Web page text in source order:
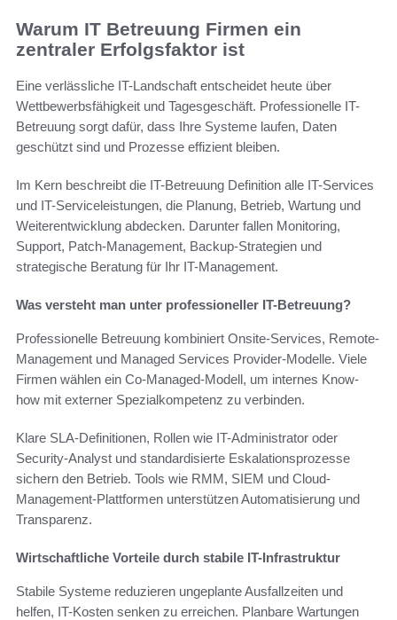
Warum IT Betreuung Firmen ein
zentraler Erfolgsfaktor ist
Eine verlässliche IT-Landschaft entscheidet heute über
Wettbewerbsfähigkeit und Tagesgeschäft. Professionelle IT-
Betreuung sorgt dafür, dass Ihre Systeme laufen, Daten
geschützt sind und Prozesse effizient bleiben.
Im Kern beschreibt die IT-Betreuung Definition alle IT-Services
und IT-Serviceleistungen, die Planung, Betrieb, Wartung und
Weiterentwicklung abdecken. Darunter fallen Monitoring,
Support, Patch-Management, Backup-Strategien und
strategische Beratung für Ihr IT-Management.
Was versteht man unter professioneller IT-Betreuung?
Professionelle Betreuung kombiniert Onsite-Services, Remote-
Management und Managed Services Provider-Modelle. Viele
Firmen wählen ein Co-Managed-Modell, um internes Know-
how mit externer Spezialkompetenz zu verbinden.
Klare SLA-Definitionen, Rollen wie IT-Administrator oder
Security-Analyst und standardisierte Eskalationsprozesse
sichern den Betrieb. Tools wie RMM, SIEM und Cloud-
Management-Plattformen unterstützen Automatisierung und
Transparenz.
Wirtschaftliche Vorteile durch stabile IT-Infrastruktur
Stabile Systeme reduzieren ungeplante Ausfallzeiten und
helfen, IT-Kosten senken zu erreichen. Planbare Wartungen